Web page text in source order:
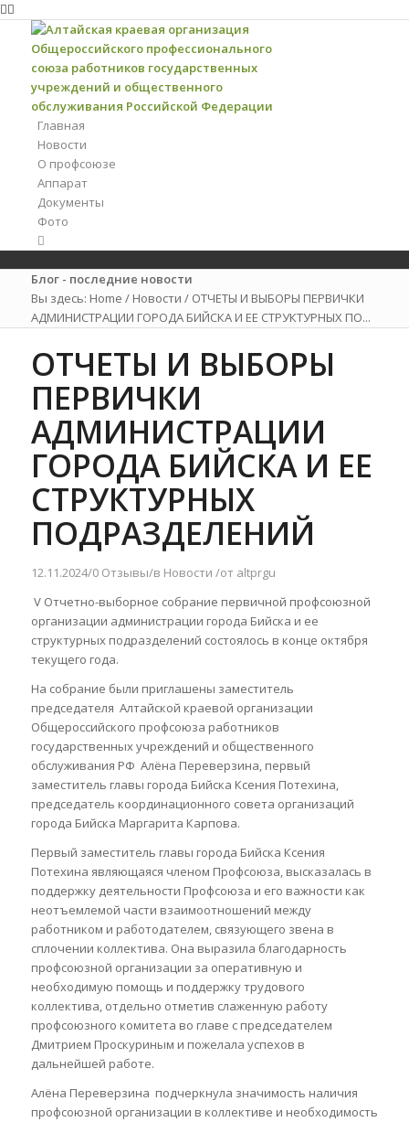
Главная
Новости
О профсоюзе
Аппарат
Документы
Фото
Блог - последние новости
Вы здесь: Home / Новости / ОТЧЕТЫ И ВЫБОРЫ ПЕРВИЧКИ
АДМИНИСТРАЦИИ ГОРОДА БИЙСКА И ЕЕ СТРУКТУРНЫХ ПО...
ОТЧЕТЫ И ВЫБОРЫ
ПЕРВИЧКИ
АДМИНИСТРАЦИИ
ГОРОДА БИЙСКА И ЕЕ
СТРУКТУРНЫХ
ПОДРАЗДЕЛЕНИЙ
12.11.2024/0 Отзывы/в Новости /от altprgu
V Отчетно-выборное собрание первичной профсоюзной
организации администрации города Бийска и ее
структурных подразделений состоялось в конце октября
текущего года.
На собрание были приглашены заместитель
председателя Алтайской краевой организации
Общероссийского профсоюза работников
государственных учреждений и общественного
обслуживания РФ Алёна Переверзина, первый
заместитель главы города Бийска Ксения Потехина,
председатель координационного совета организаций
города Бийска Маргарита Карпова.
Первый заместитель главы города Бийска Ксения
Потехина являющаяся членом Профсоюза, высказалась в
поддержку деятельности Профсоюза и его важности как
неотъемлемой части взаимоотношений между
работником и работодателем, связующего звена в
сплочении коллектива. Она выразила благодарность
профсоюзной организации за оперативную и
необходимую помощь и поддержку трудового
коллектива, отдельно отметив слаженную работу
профсоюзного комитета во главе с председателем
Дмитрием Проскуриным и пожелала успехов в
дальнейшей работе.
Алёна Переверзина подчеркнула значимость наличия
профсоюзной организации в коллективе и необходимость